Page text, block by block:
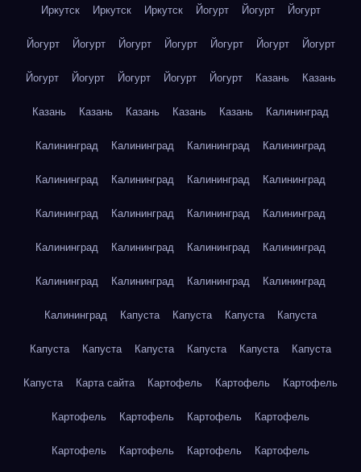
Иркутск Иркутск Иркутск Йогурт Йогурт Йогурт
Йогурт Йогурт Йогурт Йогурт Йогурт Йогурт Йогурт
Йогурт Йогурт Йогурт Йогурт Йогурт Казань Казань
Казань Казань Казань Казань Казань Калининград
Калининград Калининград Калининград Калининград
Калининград Калининград Калининград Калининград
Калининград Калининград Калининград Калининград
Калининград Калининград Калининград Калининград
Калининград Калининград Калининград Калининград
Калининград Капуста Капуста Капуста Капуста
Капуста Капуста Капуста Капуста Капуста Капуста
Капуста Карта сайта Картофель Картофель Картофель
Картофель Картофель Картофель Картофель
Картофель Картофель Картофель Картофель